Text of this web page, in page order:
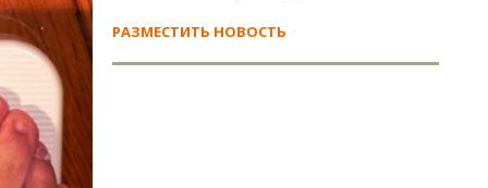
РАЗМЕСТИТЬ НОВОСТЬ